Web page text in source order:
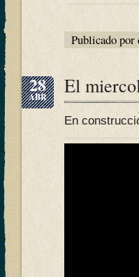
Publicado por
28
ABR El
En